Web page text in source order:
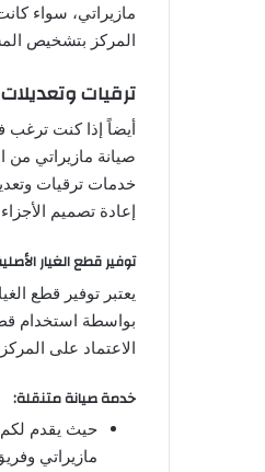
مازيراتي، سواء
المركز بتشخيص
ترقيات
أيضاً إذا كنت ترغب
صيانة مازيراتي
خدمات ترقيات
إعادة تصميم
توفير قطع الغيار
يعتبر توفير قطع
بواسطة استخدام
الاعتماد على
خدمة صيانة متنقلة:
حيث يقدم
مازيراتي